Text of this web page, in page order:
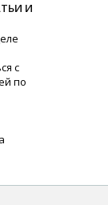
И
с
по